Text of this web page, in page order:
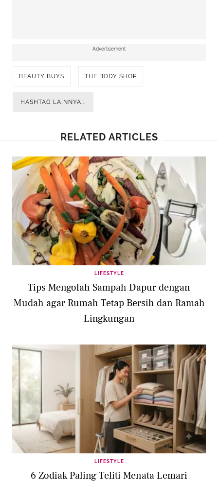
Advertisement
BEAUTY BUYS THE BODY SHOP
HASHTAG LAINNYA...
RELATED ARTICLES
LIFESTYLE
Tips Mengolah Sampah Dapur dengan
Mudah agar Rumah Tetap Bersih dan Ramah
Lingkungan
LIFESTYLE
6 Zodiak Paling Teliti Menata Lemari